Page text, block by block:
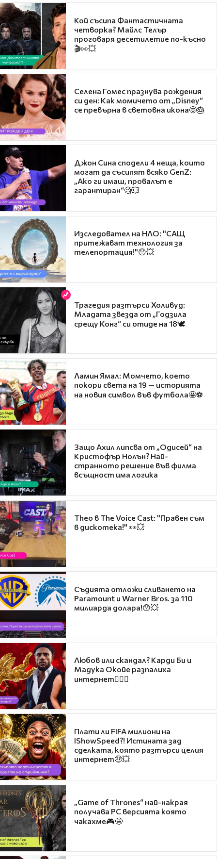
Кой съсипа Фантастичната
четворка? Майлс Телър
проговаря десетилетие по-късно
🎬👀💥
Селена Гомес празнува рождения
си ден: Как момичето от „Disney“
се превърна в световна икона🤩🎂
Джон Сина сподели 4 неща, които
могат да съсипят всяко GenZ:
„Ако ги имаш, провалът е
гарантиран“🧐💥
Изследовател на НЛО: "САЩ
притежават технология за
телепортация!"😯💥
Трагедия разтърси Холивуд:
Младата звезда от „Годзила
срещу Конг“ си отиде на 18🕊️
Ламин Ямал: Момчето, което
покори света на 19 — историята
на новия символ във футбола🤩⚽
Защо Ахил липсва от „Одисей“ на
Кристофър Нолън? Най-
странното решение във филма
всъщност има логика
Theo в The Voice Cast: "Правен съм
в дискотека!" 👀💥
Съдията отложи сливането на
Paramount и Warner Bros. за 110
милиарда долара!😯💥
Любов или скандал? Карди Би и
Мадука Окойе разпалиха
интернет❤️‍🔥🔥
Плати ли FIFA милиони на
IShowSpeed?! Истината зад
сделката, която разтърси целия
интернет🤑💥
„Game of Thrones“ най-накрая
получава PC версията която
чакахме🎮🤩